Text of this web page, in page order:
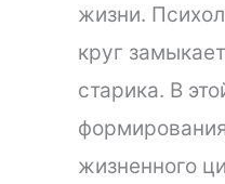
жизни.
круг
старика. В
жизненного